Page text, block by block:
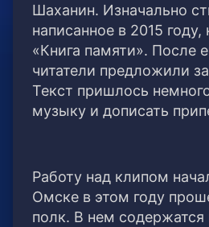
Шаханин. Изначально
написанное в 2015 году,
«Книга памяти». После
читатели предложили
Текст пришлось
музыку и дописать
Работу над клипом
Омске в этом году
полк. В нем